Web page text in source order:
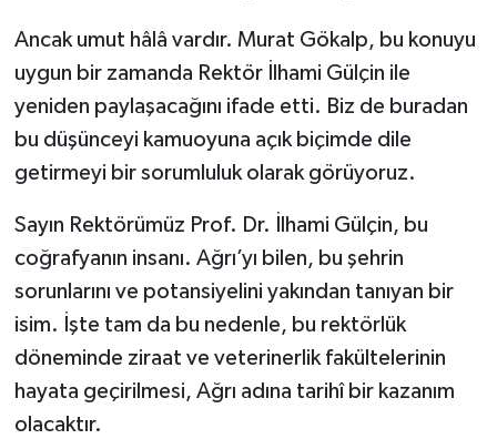
Ancak umut hâlâ vardır. Murat Gökalp, bu konuyu
uygun bir zamanda Rektör İlhami Gülçin ile
yeniden paylaşacağını ifade etti. Biz de buradan
bu düşünceyi kamuoyuna açık biçimde dile
getirmeyi bir sorumluluk olarak görüyoruz.
Sayın Rektörümüz Prof. Dr. İlhami Gülçin, bu
coğrafyanın insanı. Ağrı’yı bilen, bu şehrin
sorunlarını ve potansiyelini yakından tanıyan bir
isim. İşte tam da bu nedenle, bu rektörlük
döneminde ziraat ve veterinerlik fakültelerinin
hayata geçirilmesi, Ağrı adına tarihî bir kazanım
olacaktır.